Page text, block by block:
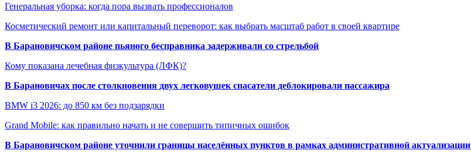
Генеральная уборка: когда пора вызвать профессионалов
Косметический ремонт или капитальный переворот: как выбрать масштаб работ в своей квартире
В Барановичском районе пьяного бесправника задерживали со стрельбой
Кому показана лечебная физкультура (ЛФК)?
В Барановичах после столкновения двух легковушек спасатели деблокировали пассажира
BMW i3 2026: до 850 км без подзарядки
Grand Mobile: как правильно начать и не совершить типичных ошибок
В Барановичском районе уточнили границы населённых пунктов в рамках административной актуализации